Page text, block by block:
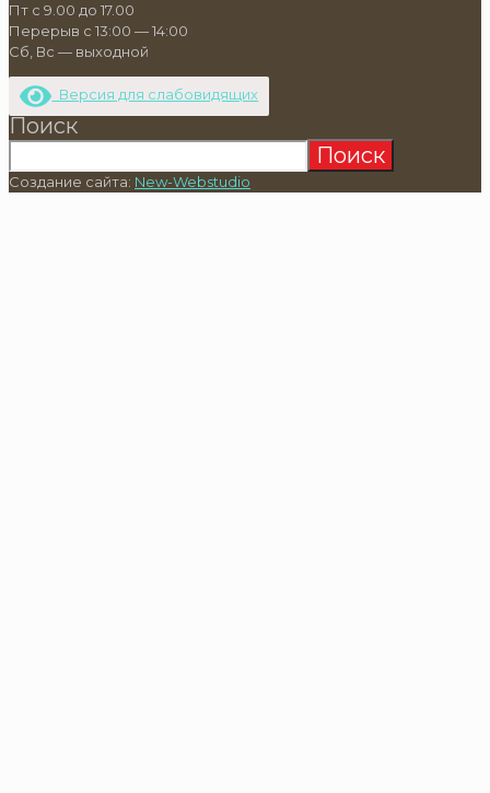
Пт с 9.00 до 17.00
Перерыв с 13:00 — 14:00
Сб, Вс — выходной
Версия для слабовидящих
Поиск
Поиск
Создание сайта: New-Webstudio